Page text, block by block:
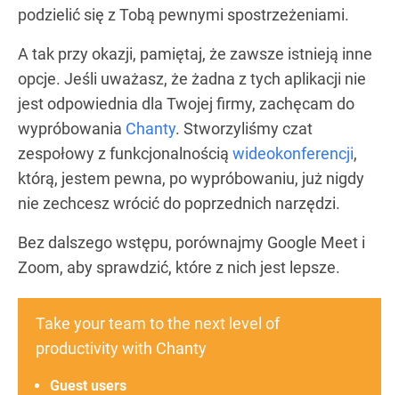
podzielić się z Tobą pewnymi spostrzeżeniami.
A tak przy okazji, pamiętaj, że zawsze istnieją inne
opcje. Jeśli uważasz, że żadna z tych aplikacji nie
jest odpowiednia dla Twojej firmy, zachęcam do
wypróbowania Chanty. Stworzyliśmy czat
zespołowy z funkcjonalnością wideokonferencji,
którą, jestem pewna, po wypróbowaniu, już nigdy
nie zechcesz wrócić do poprzednich narzędzi.
Bez dalszego wstępu, porównajmy Google Meet i
Zoom, aby sprawdzić, które z nich jest lepsze.
Take your team to the next level of
productivity with Chanty
Guest users